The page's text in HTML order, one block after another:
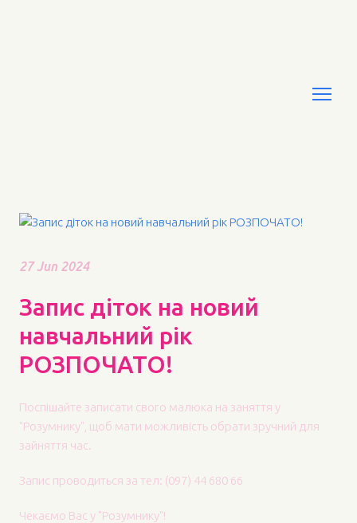
27 Jun 2024
Запис діток на новий
навчальний рік
РОЗПОЧАТО!
Поспішайте записати свого малюка на заняття у
"Розумнику", щоб мати можливість обрати зручний для
зайняття час.
Запис проводиться за тел: (097) 44 680 66
Чекаємо Вас у "Розумнику"!